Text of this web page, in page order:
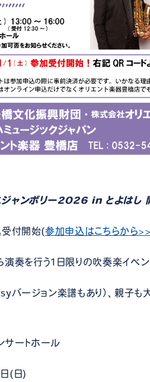
ャンボリー2026 in とよはし
付開始(参加申込はこちらから
奏を行う1日限りの吹奏楽イベン
バージョン楽譜もあり）、親子も
サートホール
(日)